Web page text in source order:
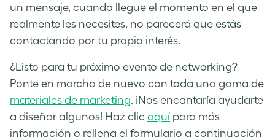
un mensaje, cuando llegue el momento en el que
realmente les necesites, no parecerá que estás
contactando por tu propio interés.
¿Listo para tu próximo evento de networking?
Ponte en marcha de nuevo con toda una gama de
materiales de marketing. ¡Nos encantaría ayudarte
a diseñar algunos! Haz clic aquí para más
información o rellena el formulario a continuación